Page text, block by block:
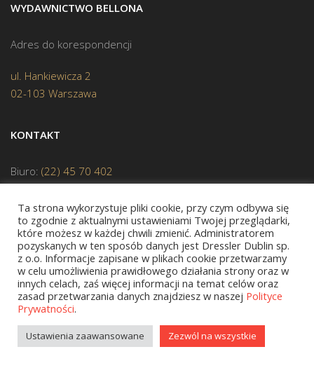
WYDAWNICTWO BELLONA
Adres do korespondencji
ul. Hankiewicza 2
02-103 Warszawa
KONTAKT
Biuro: (22) 45 70 402
Mail:biuro@bellona.pl
JESTEŚMY CZŁONKIEM POLSKIEJ IZBY KSIĄŻKI
Ta strona wykorzystuje pliki cookie, przy czym odbywa się
to zgodnie z aktualnymi ustawieniami Twojej przeglądarki,
które możesz w każdej chwili zmienić. Administratorem
pozyskanych w ten sposób danych jest Dressler Dublin sp.
z o.o. Informacje zapisane w plikach cookie przetwarzamy
w celu umożliwienia prawidłowego działania strony oraz w
innych celach, zaś więcej informacji na temat celów oraz
zasad przetwarzania danych znajdziesz w naszej Polityce
Prywatności.
Ustawienia zaawansowane Zezwól na wszystkie